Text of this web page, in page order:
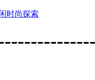
时尚探索